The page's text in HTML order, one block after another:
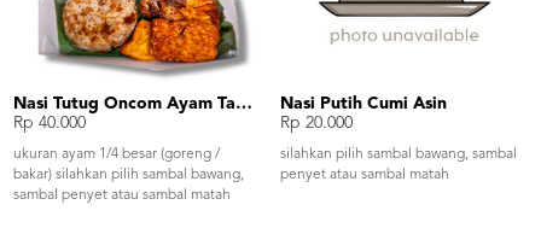
Nasi Tutug Oncom Ayam Tahu Tempe
Rp 40.000
ukuran ayam 1/4 besar (goreng /
bakar) silahkan pilih sambal bawang,
sambal penyet atau sambal matah
Nasi Putih Cumi Asin
Rp 20.000
silahkan pilih sambal bawang, sambal
penyet atau sambal matah